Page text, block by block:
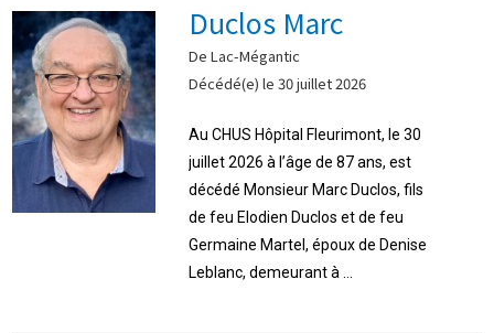
Duclos Marc
De Lac-Mégantic
Décédé(e) le 30 juillet 2026
Au CHUS Hôpital Fleurimont, le 30
juillet 2026 à l’âge de 87 ans, est
décédé Monsieur Marc Duclos, fils
de feu Elodien Duclos et de feu
Germaine Martel, époux de Denise
Leblanc, demeurant à ...